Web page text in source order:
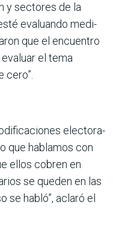
y sectores de la
evaluando medi­
que el encuentro
el tema
electora­
que hablamos con
ellos cobren en
se queden en las
se habló”, aclaró el